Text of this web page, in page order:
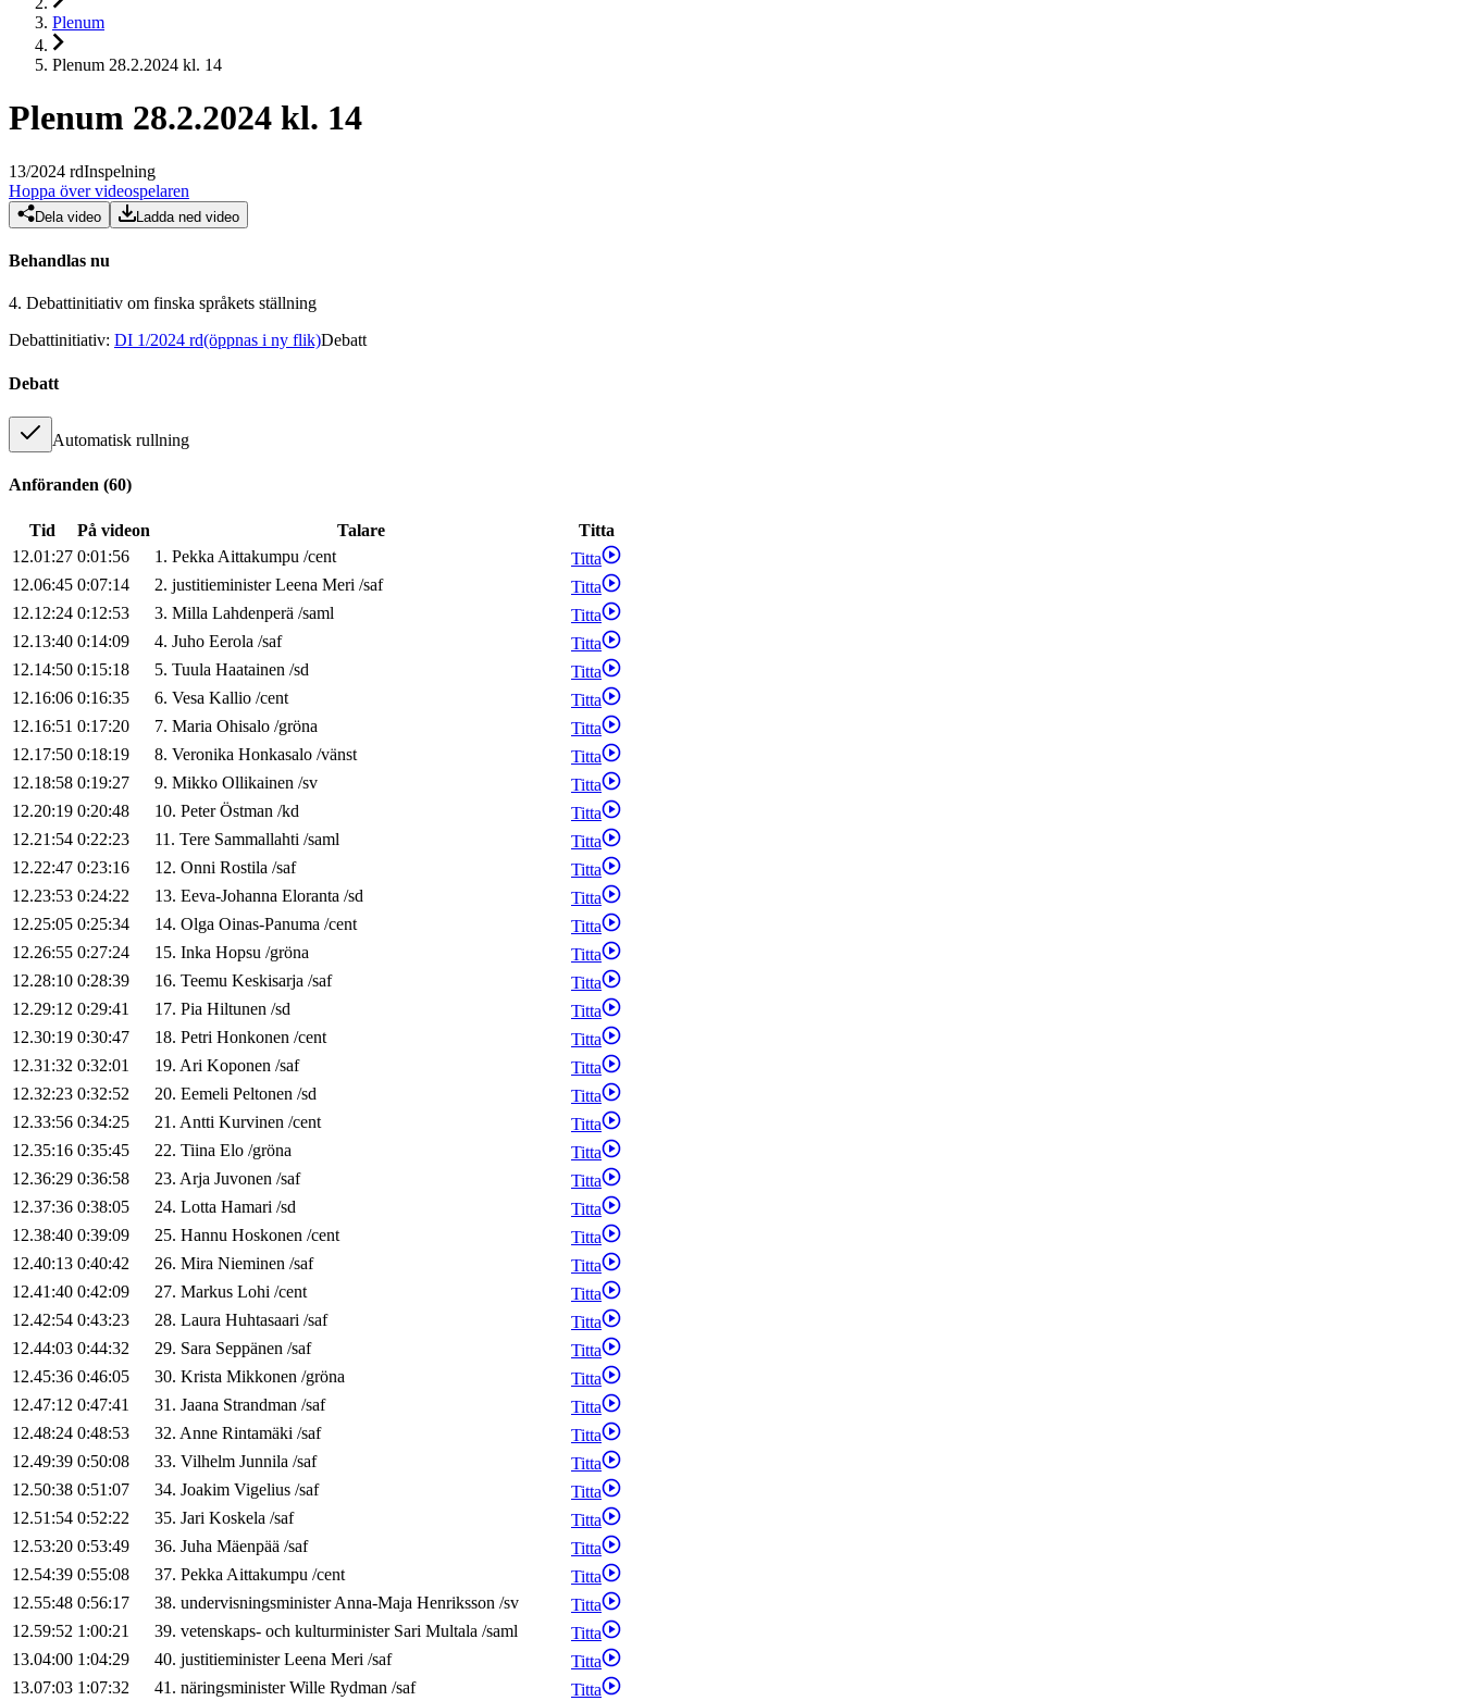
Plenum
Plenum 28.2.2024 kl. 14
Plenum 28.2.2024 kl. 14
13/2024 rdInspelning
Hoppa över videospelaren
Dela video Ladda ned video
Behandlas nu
4. Debattinitiativ om finska språkets ställning
Debattinitiativ: DI 1/2024 rd(öppnas i ny flik)Debatt
Debatt
Automatisk rullning
Anföranden (60)
Tid På videon Talare
Titta
12.01:27 0:01:56 1. PekkaAittakumpu /cent
Titta
12.06:45 0:07:14 2. justitieminister Leena Meri /saf
Titta
12.12:24 0:12:53 3. Milla Lahdenperä /saml
Titta
12.13:40 0:14:09 4. Juho Eerola /saf
Titta
12.14:50 0:15:18 5. Tuula Haatainen /sd
Titta
12.16:06 0:16:35 6. Vesa Kallio /cent
Titta
12.16:51 0:17:20 7. Maria Ohisalo /gröna
Titta
12.17:50 0:18:19 8. Veronika Honkasalo /vänst
Titta
12.18:58 0:19:27 9. Mikko Ollikainen /sv
Titta
12.20:19 0:20:48 10. Peter Östman /kd
Titta
12.21:54 0:22:23 11. Tere Sammallahti /saml
Titta
12.22:47 0:23:16 12. Onni Rostila /saf
Titta
12.23:53 0:24:22 13. Eeva-Johanna Eloranta /sd
Titta
12.25:05 0:25:34 14. Olga Oinas-Panuma /cent
Titta
12.26:55 0:27:24 15. Inka Hopsu /gröna
Titta
12.28:10 0:28:39 16. Teemu Keskisarja /saf
Titta
12.29:12 0:29:41 17. Pia Hiltunen /sd
Titta
12.30:19 0:30:47 18. Petri Honkonen /cent
Titta
12.31:32 0:32:01 19. Ari Koponen /saf
Titta
12.32:23 0:32:52 20. Eemeli Peltonen /sd
Titta
12.33:56 0:34:25 21. Antti Kurvinen /cent
Titta
12.35:16 0:35:45 22. Tiina Elo /gröna
Titta
12.36:29 0:36:58 23. Arja Juvonen /saf
Titta
12.37:36 0:38:05 24. Lotta Hamari /sd
Titta
12.38:40 0:39:09 25. Hannu Hoskonen /cent
Titta
12.40:13 0:40:42 26. Mira Nieminen /saf
Titta
12.41:40 0:42:09 27. Markus Lohi /cent
Titta
12.42:54 0:43:23 28. Laura Huhtasaari /saf
Titta
12.44:03 0:44:32 29. Sara Seppänen /saf
Titta
12.45:36 0:46:05 30. Krista Mikkonen /gröna
Titta
12.47:12 0:47:41 31. Jaana Strandman /saf
Titta
12.48:24 0:48:53 32. Anne Rintamäki /saf
Titta
12.49:39 0:50:08 33. Vilhelm Junnila /saf
Titta
12.50:38 0:51:07 34. Joakim Vigelius /saf
Titta
12.51:54 0:52:22 35. Jari Koskela /saf
Titta
12.53:20 0:53:49 36. Juha Mäenpää /saf
Titta
12.54:39 0:55:08 37. PekkaAittakumpu /cent
Titta
12.55:48 0:56:17 38. undervisningsministerAnna-Maja Henriksson /sv
Titta
12.59:52 1:00:21 39. vetenskaps- och kulturminister Sari Multala /saml
Titta
13.04:00 1:04:29 40. justitieminister Leena Meri /saf
Titta
13.07:03 1:07:32 41. näringsminister Wille Rydman /saf
Titta